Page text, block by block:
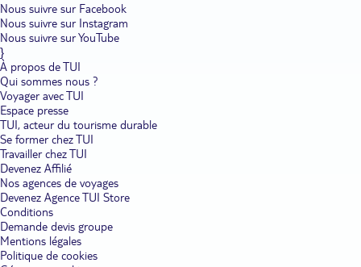
Nous suivre sur Facebook
Nous suivre sur Instagram
Nous suivre sur YouTube
}
À propos de TUI
Qui sommes nous ?
Voyager avec TUI
Espace presse
TUI, acteur du tourisme durable
Se former chez TUI
Travailler chez TUI
Devenez Affilié
Nos agences de voyages
Devenez Agence TUI Store
Conditions
Demande devis groupe
Mentions légales
Politique de cookies